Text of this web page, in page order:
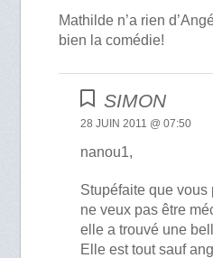
Mathilde n’a rien
bien la comédie!
SIMON
28 JUIN 2011 @ 07:50
nanou1,
Stupéfaite que
ne veux pas être
elle a trouvé une
Elle est tout sauf